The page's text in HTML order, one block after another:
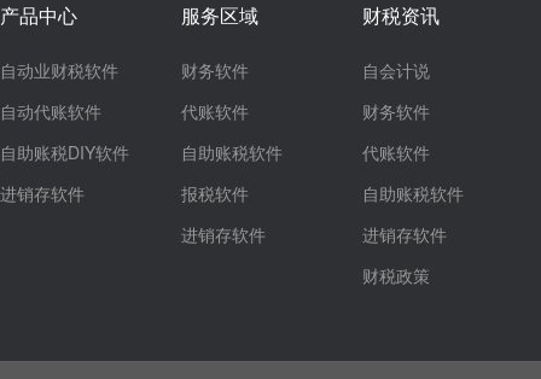
产品中心
自动业财税软件
自动代账软件
自助账税DIY软件
进销存软件
服务区域
财务软件
代账软件
自助账税软件
报税软件
进销存软件
财税资讯
自会计说
财务软件
代账软件
自助账税软件
进销存软件
财税政策